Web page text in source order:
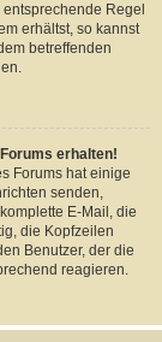
Regel
erhältst, so kannst
betreffenden
erhalten!
Forums hat einige
senden,
E-Mail, die
die Kopfzeilen
Benutzer, der die
reagieren.